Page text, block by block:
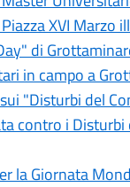
XVI Marzo
di
in campo a
"Disturbi del
contro i
la Giornata